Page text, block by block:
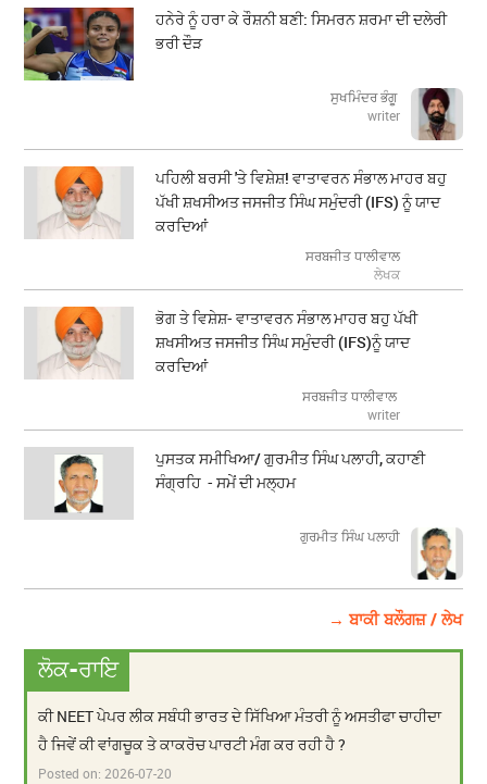
ਹਨੇਰੇ ਨੂੰ ਹਰਾ ਕੇ ਰੌਸ਼ਨੀ ਬਣੀ: ਸਿਮਰਨ ਸ਼ਰਮਾ ਦੀ ਦਲੇਰੀ
ਭਰੀ ਦੌੜ
ਸੁਖਮਿੰਦਰ ਭੰਗੂ
writer
ਪਹਿਲੀ ਬਰਸੀ 'ਤੇ ਵਿਸ਼ੇਸ਼! ਵਾਤਾਵਰਨ ਸੰਭਾਲ ਮਾਹਰ ਬਹੁ
ਪੱਖੀ ਸ਼ਖਸੀਅਤ ਜਸਜੀਤ ਸਿੰਘ ਸਮੁੰਦਰੀ (IFS) ਨੂੰ ਯਾਦ
ਕਰਦਿਆਂ
ਸਰਬਜੀਤ ਧਾਲੀਵਾਲ
ਲੇਖਕ
ਭੋਗ ਤੇ ਵਿਸ਼ੇਸ਼- ਵਾਤਾਵਰਨ ਸੰਭਾਲ ਮਾਹਰ ਬਹੁ ਪੱਖੀ
ਸ਼ਖਸੀਅਤ ਜਸਜੀਤ ਸਿੰਘ ਸਮੁੰਦਰੀ (IFS)ਨੂੰ ਯਾਦ
ਕਰਦਿਆਂ
ਸਰਬਜੀਤ ਧਾਲੀਵਾਲ
writer
ਪੁਸਤਕ ਸਮੀਖਿਆ/ ਗੁਰਮੀਤ ਸਿੰਘ ਪਲਾਹੀ, ਕਹਾਣੀ
ਸੰਗ੍ਰਹਿ - ਸਮੇਂ ਦੀ ਮਲ੍ਹਮ
ਗੁਰਮੀਤ ਸਿੰਘ ਪਲਾਹੀ
→ ਬਾਕੀ ਬਲੌਗਜ਼ / ਲੇਖ
ਲੋਕ-ਰਾਇ
ਕੀ NEET ਪੇਪਰ ਲੀਕ ਸਬੰਧੀ ਭਾਰਤ ਦੇ ਸਿੱਖਿਆ ਮੰਤਰੀ ਨੂੰ ਅਸਤੀਫਾ ਚਾਹੀਦਾ
ਹੈ ਜਿਵੇਂ ਕੀ ਵਾਂਗਚੂਕ ਤੇ ਕਾਕਰੋਚ ਪਾਰਟੀ ਮੰਗ ਕਰ ਰਹੀ ਹੈ ?
Posted on:2026-07-20